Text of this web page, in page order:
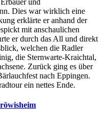
und
Dies war wirklich eine
erklärte er anhand der
mit anschaulichen
er durch das All und direkt
welchen die Radler
die Sternwarte-Kraichtal,
Zurück ging es über
nach Eppingen.
ein nettes Ende.